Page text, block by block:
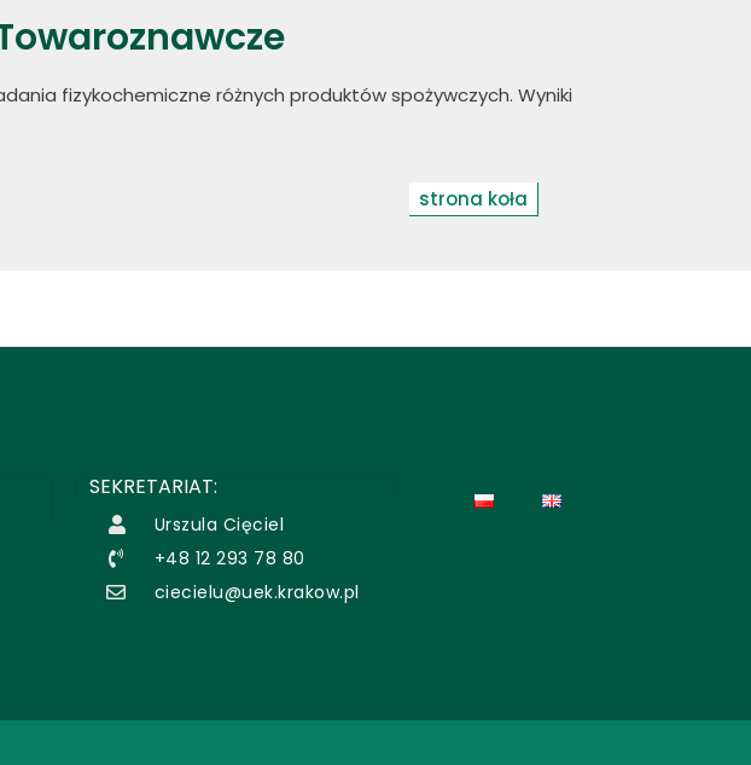
fizykochemiczne różnych produktów spożywczych. Wyniki
strona koła
SEKRETARIAT:
Urszula Cięciel
+48 12 293 78 80
ciecielu@uek.krakow.pl